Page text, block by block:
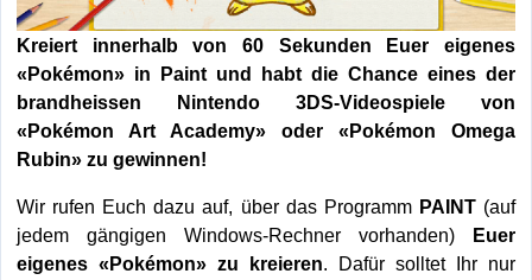
Kreiert innerhalb von 60 Sekunden Euer eigenes
«Pokémon» in Paint und habt die Chance eines der
brandheissen Nintendo 3DS-Videospiele von
«Pokémon Art Academy» oder «Pokémon Omega
Rubin» zu gewinnen!
Wir rufen Euch dazu auf, über das Programm PAINT (auf
jedem gängigen Windows-Rechner vorhanden)
Euer
eigenes «Pokémon» zu kreieren. Dafür solltet Ihr nur